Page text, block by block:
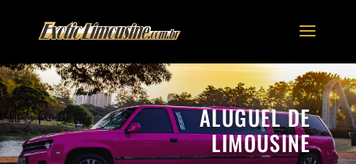
ALUGUEL DE
LIMOUSINE